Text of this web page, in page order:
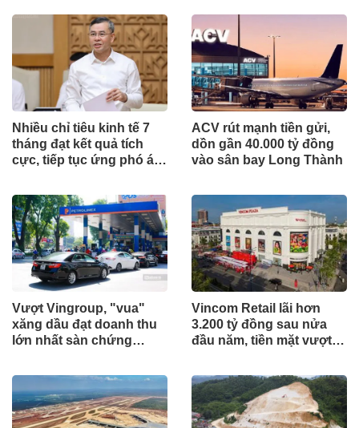
Nhiều chỉ tiêu kinh tế 7
tháng đạt kết quả tích
cực, tiếp tục ứng phó áp
ACV rút mạnh tiền gửi,
dồn gần 40.000 tỷ đồng
vào sân bay Long Thành
Vượt Vingroup, "vua"
xăng dầu đạt doanh thu
lớn nhất sàn chứng
Vincom Retail lãi hơn
3.200 tỷ đồng sau nửa
đầu năm, tiền mặt vượt